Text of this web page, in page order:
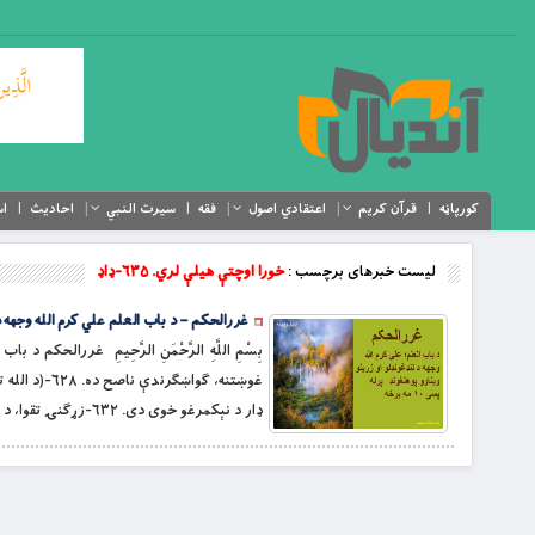
کورپاڼه قرآن کریم اعتقادي اصول فقه سیرت النبي احادیث
لیست خبرهای برچسب :خورا اوچتې هیلې لري. ۶۳۵-ډاډ
غررالحکم – د باب العلم علي کرم الله وجهه د
ډار د نېکمرغو خوی دی. ۶۳۲-زړګنۍ تقوا، د متقیانو خوی دی. […]